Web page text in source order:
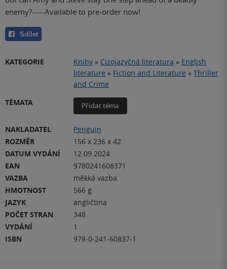
enemy?-----Available to pre-order now!
Sdílet
KATEGORIE Knihy » Cizojazyčná literatura » English
literature » Fiction and Literature » Thriller
and Crime
TÉMATA
Přidat téma
NAKLADATEL
Penguin
ROZMĚR
156 x 236 x 42
DATUM VYDÁNÍ
12.09.2024
EAN
9780241608371
VAZBA
měkká vazba
HMOTNOST
566 g
JAZYK
angličtina
POČET STRAN
348
VYDÁNÍ
1
ISBN
978-0-241-60837-1